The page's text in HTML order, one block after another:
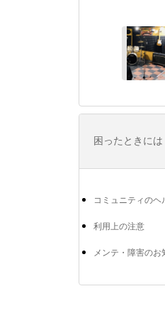
困ったときには
コミュニティのヘ
利用上の注意
メンテ・障害のお